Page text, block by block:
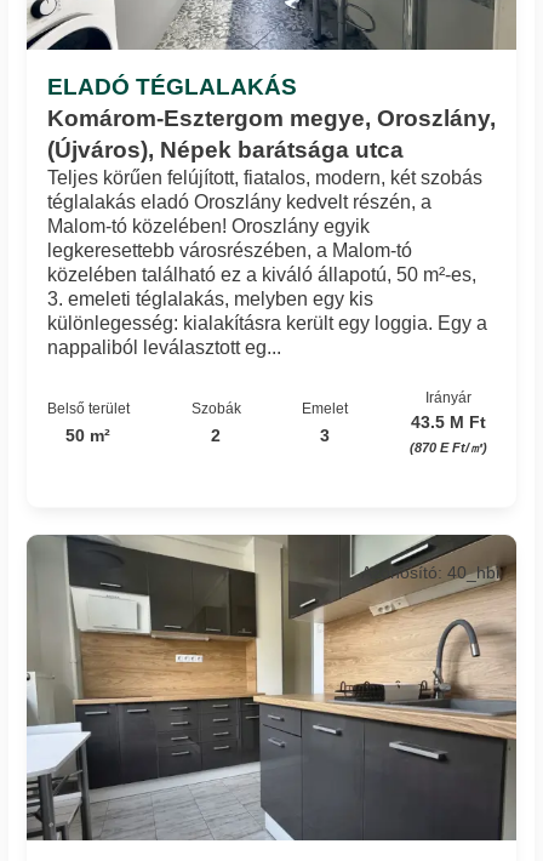
ELADÓ TÉGLALAKÁS
Komárom-Esztergom megye, Oroszlány,
(Újváros), Népek barátsága utca
Teljes körűen felújított, fiatalos, modern, két szobás
téglalakás eladó Oroszlány kedvelt részén, a
Malom-tó közelében! Oroszlány egyik
legkeresettebb városrészében, a Malom-tó
közelében található ez a kiváló állapotú, 50 m²-es,
3. emeleti téglalakás, melyben egy kis
különlegesség: kialakításra került egy loggia. Egy a
nappaliból leválasztott eg...
Belső terület
50 m²
Szobák
2
Emelet
3
Irányár
43.5 M Ft
(870 E Ft/㎡)
Azonosító: 40_hbi